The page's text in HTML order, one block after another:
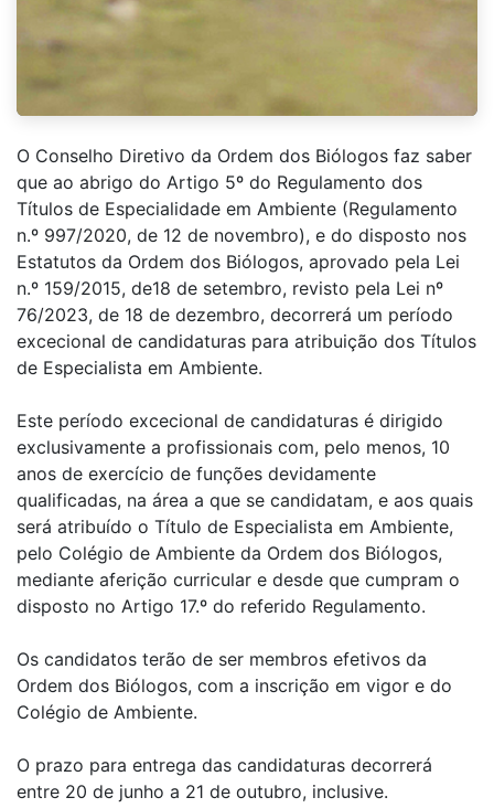
O Conselho Diretivo da Ordem dos Biólogos faz saber
que ao abrigo do Artigo 5º do Regulamento dos
Títulos de Especialidade em Ambiente (Regulamento
n.º 997/2020, de 12 de novembro), e do disposto nos
Estatutos da Ordem dos Biólogos, aprovado pela Lei
n.º 159/2015, de18 de setembro, revisto pela Lei nº
76/2023, de 18 de dezembro, decorrerá um período
excecional de candidaturas para atribuição dos Títulos
de Especialista em Ambiente.
Este período excecional de candidaturas é dirigido
exclusivamente a profissionais com, pelo menos, 10
anos de exercício de funções devidamente
qualificadas, na área a que se candidatam, e aos quais
será atribuído o Título de Especialista em Ambiente,
pelo Colégio de Ambiente da Ordem dos Biólogos,
mediante aferição curricular e desde que cumpram o
disposto no Artigo 17.º do referido Regulamento.
Os candidatos terão de ser membros efetivos da
Ordem dos Biólogos, com a inscrição em vigor e do
Colégio de Ambiente.
O prazo para entrega das candidaturas decorrerá
entre 20 de junho a 21 de outubro, inclusive.